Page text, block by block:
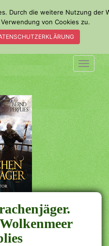
Durch die weitere Nutzung der
von Cookies zu.